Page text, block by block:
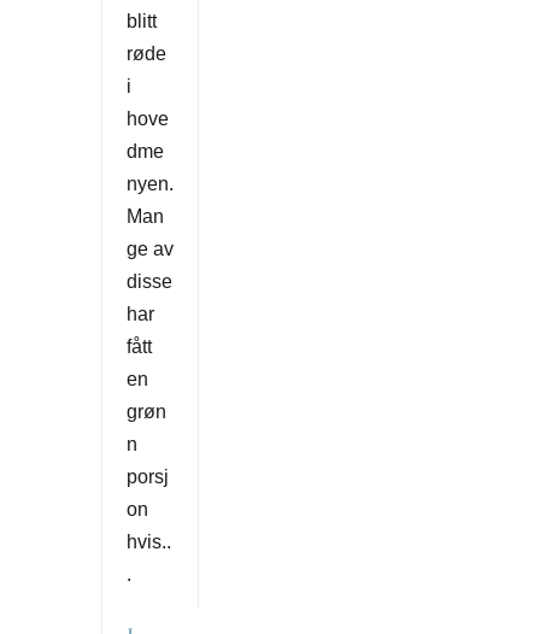
blitt
røde
i
hove
dme
nyen.
Man
ge av
disse
har
fått
en
grøn
n
porsj
on
hvis..
.